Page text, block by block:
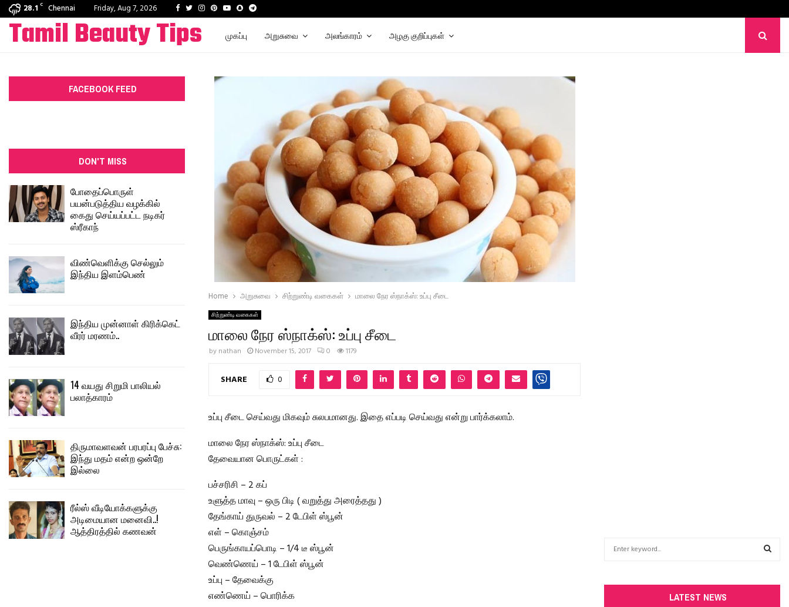
28.1 C Chennai Friday, Aug 7, 2026 Facebook
TwitterInstagram
PinterestYoutube
SnapchatTelegram
Tamil Beauty Tips முகப்பு அறுசுவை அலங்காரம் அழகு குறிப்புகள்
Home அறுசுவை சிற்றுண்டி வகைகள் மாலை நேர ஸ்நாக்ஸ்: உப்பு சீடை
சிற்றுண்டி வகைகள்
மாலை நேர ஸ்நாக்ஸ்: உப்பு சீடை
by nathan November 15, 2017 0 1179
SHARE 0
உப்பு சீடை செய்வது மிகவும் சுலபமானது. இதை எப்படி செய்வது என்று பார்க்கலாம்.
மாலை நேர ஸ்நாக்ஸ்: உப்பு சீடை
தேவையான பொருட்கள் :
பச்சரிசி – 2 கப்
உளுத்த மாவு – ஒரு பிடி ( வறுத்து அரைத்தது )
தேங்காய் துருவல் – 2 டேபிள் ஸ்பூன்
எள் – கொஞ்சம்
பெருங்காயப்பொடி – 1/4 டீ ஸ்பூன்
வெண்ணெய் – 1 டேபிள் ஸ்பூன்
உப்பு – தேவைக்கு
எண்ணெய் – பொரிக்க
FACEBOOK FEED
DON'T MISS
போதைப்பொருள்
பயன்படுத்திய வழக்கில்
கைது செய்யப்பட்ட நடிகர்
ஸ்ரீகாந்
விண்வெளிக்கு செல்லும்
இந்திய இளம்பெண்
இந்திய முன்னாள் கிரிக்கெட்
வீரர் மரணம்..
14 வயது சிறுமி பாலியல்
பலாத்காரம்
திருமாவளவன் பரபரப்பு பேச்சு:
இந்து மதம் என்ற ஒன்றே
இல்லை
ரீல்ஸ் வீடியோக்களுக்கு
அடிமையான மனைவி..!
ஆத்திரத்தில் கணவன்
LATEST NEWS